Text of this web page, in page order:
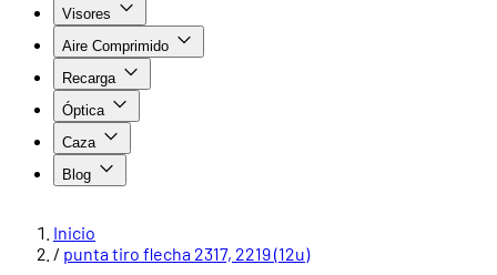
Visores
Aire Comprimido
Recarga
Óptica
Caza
Blog
Inicio
/ punta tiro flecha 2317, 2219 (12u)